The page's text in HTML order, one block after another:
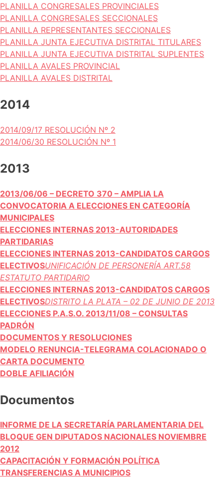
PLANILLA CONGRESALES PROVINCIALES
PLANILLA CONGRESALES SECCIONALES
PLANILLA REPRESENTANTES SECCIONALES
PLANILLA JUNTA EJECUTIVA DISTRITAL TITULARES
PLANILLA JUNTA EJECUTIVA DISTRITAL SUPLENTES
PLANILLA AVALES PROVINCIAL
PLANILLA AVALES DISTRITAL
2014
2014/09/17 RESOLUCIÓN Nº 2
2014/06/30 RESOLUCIÓN Nº 1
2013
2013/06/06 – DECRETO 370 – AMPLIA LA
CONVOCATORIA A ELECCIONES EN CATEGORÍA
MUNICIPALES
ELECCIONES INTERNAS 2013-AUTORIDADES
PARTIDARIAS
ELECCIONES INTERNAS 2013-CANDIDATOS CARGOS
ELECTIVOSUNIFICACIÓN DE PERSONERÍA ART.58
ESTATUTO PARTIDARIO
ELECCIONES INTERNAS 2013-CANDIDATOS CARGOS
ELECTIVOSDISTRITO LA PLATA – 02 DE JUNIO DE 2013
ELECCIONES P.A.S.O. 2013/11/08 – CONSULTAS
PADRÓN
DOCUMENTOS Y RESOLUCIONES
MODELO RENUNCIA-TELEGRAMA COLACIONADO O
CARTA DOCUMENTO
DOBLE AFILIACIÓN
Documentos
INFORME DE LA SECRETARÍA PARLAMENTARIA DEL
BLOQUE GEN DIPUTADOS NACIONALES NOVIEMBRE
2012
CAPACITACIÓN Y FORMACIÓN POLÍTICA
TRANSFERENCIAS A MUNICIPIOS